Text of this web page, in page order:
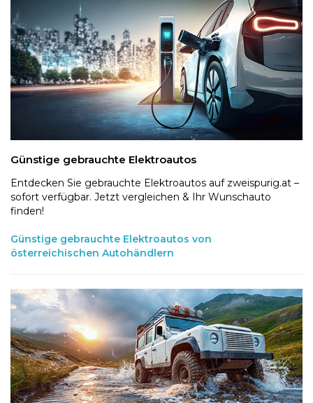
Günstige gebrauchte Elektroautos
Entdecken Sie gebrauchte Elektroautos auf zweispurig.at –
sofort verfügbar. Jetzt vergleichen & Ihr Wunschauto
finden!
Günstige gebrauchte Elektroautos von
österreichischen Autohändlern